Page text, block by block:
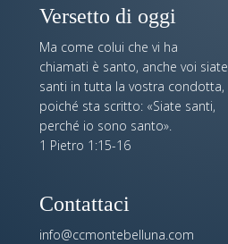
Versetto di oggi
Ma come colui che vi ha
chiamati è santo, anche voi siate
santi in tutta la vostra condotta,
poiché sta scritto: «Siate santi,
perché io sono santo».
1 Pietro 1:15-16
Contattaci
info@ccmontebelluna.com